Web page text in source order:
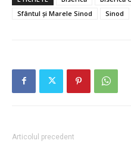
Sfântul și Marele Sinod
Sinod
Articolul precedent